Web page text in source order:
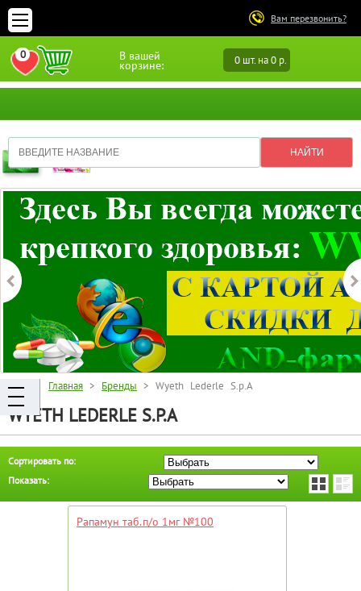
Вам перезвонить?
В вашей
корзине: 0 шт. на 0 р.
0
ПЕРЕЙТИ В ИЗБРАННОЕ
Главная > Бренды > Wyeth Lederle S.p.A
WYETH LEDERLE S.P.A
Сортировать по:
Показать:
Рапамун таб.п/о 1мг №100